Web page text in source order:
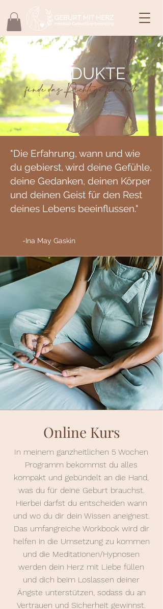
PRODUKTE
"Die Erfahrung, wann und wie
du gebierst, wird deine Gefühle,
deine Gedanken, deinen Körper
und deinen Geist für den Rest
deines Lebens beeinflussen."
-Ina May Gaskin
Online Kurs
In meinem ganzheitlichen 5 Wochen
Programm bekommst du alles
kompakt und gebündelt an die Hand,
was du für deine Geburt brauchst.
Hierbei darfst du entscheiden wann
und wo du dir dein Wissen aneignest.
Das umfangreiche Workbook wird dir
helfen in die Umsetzung zu kommen
und die Meditationen/Hypnosen
werden dein Herz mit Liebe füllen
und dich beim Loslassen deiner
Ängste unterstützen, sodass du an
Vertrauen und Sicherheit gewinnst.